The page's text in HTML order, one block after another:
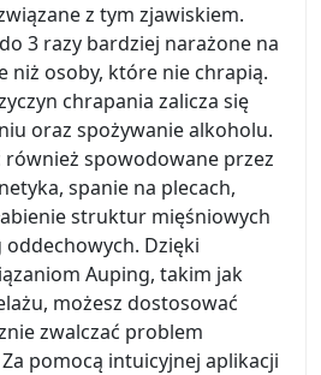
z tym zjawiskiem.
3 razy bardziej narażone na
niż osoby, które nie chrapią.
chrapania zalicza się
oraz spożywanie alkoholu.
również spowodowane przez
spanie na plecach,
struktur mięśniowych
Dzięki
Auping, takim jak
możesz dostosować
zwalczać problem
pomocą intuicyjnej aplikacji